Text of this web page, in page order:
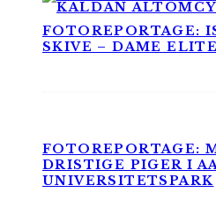
FOTOREPORTAGE:
SKIVE – DAME ELITE
FOTOREPORTAGE:
DRISTIGE PIGER I
UNIVERSITETSPARK